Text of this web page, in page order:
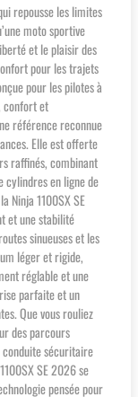
repousse les limites
moto sportive
et le plaisir des
pour les trajets
pour les pilotes à
confort et
référence reconnue
Elle est offerte
raffinés, combinant
cylindres en ligne de
Ninja 1100SX SE
et une stabilité
sinueuses et les
léger et rigide,
réglable et une
parfaite et un
Que vous rouliez
des parcours
sécuritaire
SE 2026 se
pensée pour